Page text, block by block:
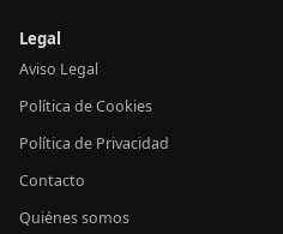
Legal
Aviso Legal
Política de Cookies
Política de Privacidad
Contacto
Quiénes somos